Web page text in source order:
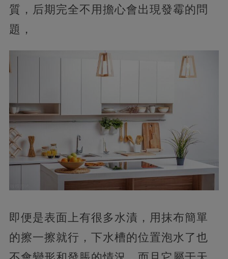
質，后期完全不用擔心會出現發霉的問
題，
即便是表面上有很多水漬，用抹布簡單
的擦一擦就行，下水槽的位置泡水了也